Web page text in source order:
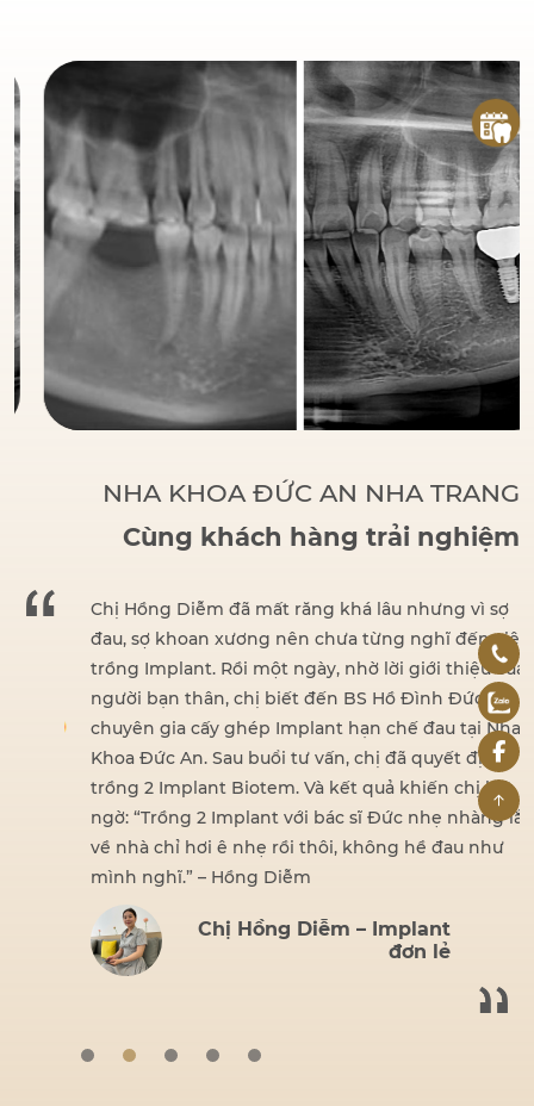
Đức tập trung vào các
phương pháp điều trị
dựa trên khoa học và
thực tiễn, đảm bảo
răng vững chắc, thẩm
mỹ và sử dụng lâu dài.
NHA KHOA ĐỨC AN NHA TRANG
Cùng khách hàng trải nghiệm
Chị Hồng Diễm đã mất răng khá lâu nhưng vì sợ
đau, sợ khoan xương nên chưa từng nghĩ đến việc
trồng Implant. Rồi một ngày, nhờ lời giới thiệu của
người bạn thân, chị biết đến BS Hồ Đình Đức –
chuyên gia cấy ghép Implant hạn chế đau tại Nha
Khoa Đức An. Sau buổi tư vấn, chị đã quyết định
trồng 2 Implant Biotem. Và kết quả khiến chị bất
ngờ: “Trồng 2 Implant với bác sĩ Đức nhẹ nhàng lắm,
về nhà chỉ hơi ê nhẹ rồi thôi, không hề đau như
mình nghĩ.” – Hồng Diễm
Chị Hồng Diễm – Implant
đơn lẻ